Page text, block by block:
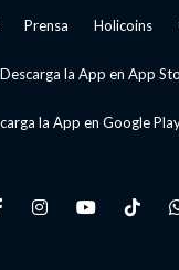
Prensa Holicoins
Descarga la App en App
la App en Google